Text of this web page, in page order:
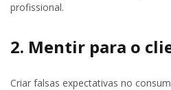
profissional.
2. Mentir para o
Criar falsas expectativas no